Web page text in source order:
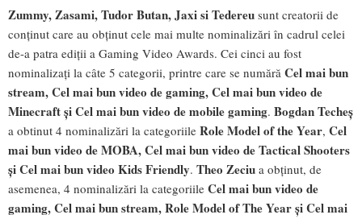
Zummy, Zasami, Tudor Butan, Jaxi si Tedereu sunt creatorii de
conținut care au obținut cele mai multe nominalizări în cadrul celei
de-a patra ediții a Gaming Video Awards. Cei cinci au fost
nominalizați la câte 5 categorii, printre care se numără Cel mai bun
stream, Cel mai bun video de gaming, Cel mai bun video de
Minecraft și Cel mai bun video de mobile gaming. Bogdan Techeș
a obtinut 4 nominalizări la categoriile Role Model of the Year, Cel
mai bun video de MOBA, Cel mai bun video de Tactical Shooters
și Cel mai bun video Kids Friendly. Theo Zeciu a obținut, de
asemenea, 4 nominalizări la categoriile Cel mai bun video de
gaming, Cel mai bun stream, Role Model of The Year și Cel mai